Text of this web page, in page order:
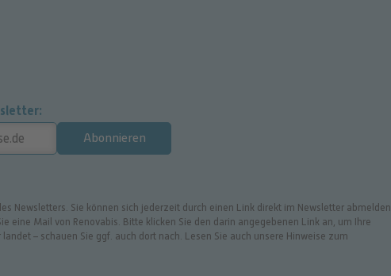
Abonnieren
Newsletters. Sie können sich jederzeit durch einen Link direkt im Newsletter abmelden
eine Mail von Renovabis. Bitte klicken Sie den darin angegebenen Link an, um Ihre
– schauen Sie ggf. auch dort nach. Lesen Sie auch unsere Hinweise zum